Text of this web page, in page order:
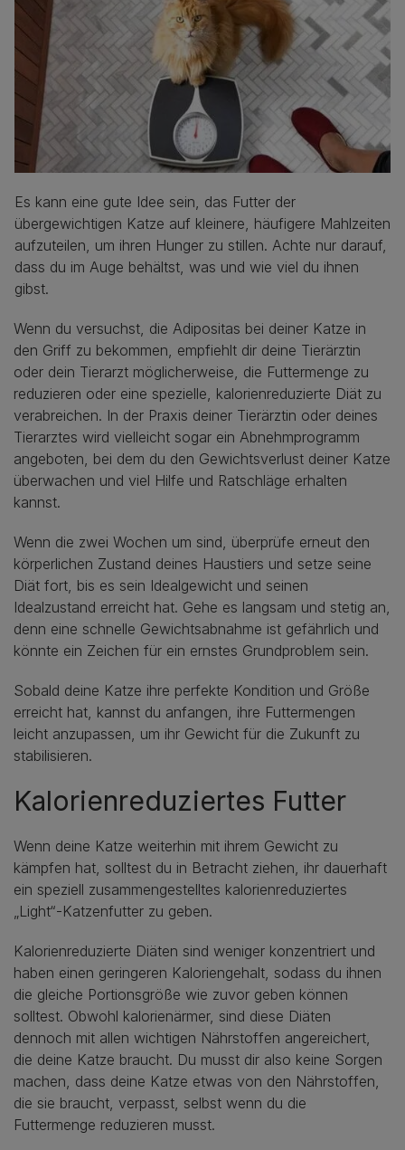
Es kann eine gute Idee sein, das Futter der
übergewichtigen Katze auf kleinere, häufigere Mahlzeiten
aufzuteilen, um ihren Hunger zu stillen. Achte nur darauf,
dass du im Auge behältst, was und wie viel du ihnen
gibst.
Wenn du versuchst, die Adipositas bei deiner Katze in
den Griff zu bekommen, empfiehlt dir deine Tierärztin
oder dein Tierarzt möglicherweise, die Futtermenge zu
reduzieren oder eine spezielle, kalorienreduzierte Diät zu
verabreichen. In der Praxis deiner Tierärztin oder deines
Tierarztes wird vielleicht sogar ein Abnehmprogramm
angeboten, bei dem du den Gewichtsverlust deiner Katze
überwachen und viel Hilfe und Ratschläge erhalten
kannst.
Wenn die zwei Wochen um sind, überprüfe erneut den
körperlichen Zustand deines Haustiers und setze seine
Diät fort, bis es sein Idealgewicht und seinen
Idealzustand erreicht hat. Gehe es langsam und stetig an,
denn eine schnelle Gewichtsabnahme ist gefährlich und
könnte ein Zeichen für ein ernstes Grundproblem sein.
Sobald deine Katze ihre perfekte Kondition und Größe
erreicht hat, kannst du anfangen, ihre Futtermengen
leicht anzupassen, um ihr Gewicht für die Zukunft zu
stabilisieren.
Kalorienreduziertes Futter
Wenn deine Katze weiterhin mit ihrem Gewicht zu
kämpfen hat, solltest du in Betracht ziehen, ihr dauerhaft
ein speziell zusammengestelltes kalorienreduziertes
„Light“-Katzenfutter zu geben.
Kalorienreduzierte Diäten sind weniger konzentriert und
haben einen geringeren Kaloriengehalt, sodass du ihnen
die gleiche Portionsgröße wie zuvor geben können
solltest. Obwohl kalorienärmer, sind diese Diäten
dennoch mit allen wichtigen Nährstoffen angereichert,
die deine Katze braucht. Du musst dir also keine Sorgen
machen, dass deine Katze etwas von den Nährstoffen,
die sie braucht, verpasst, selbst wenn du die
Futtermenge reduzieren musst.